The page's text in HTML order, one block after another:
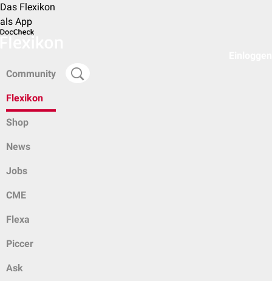
Das Flexikon
als App
Community
Flexikon
Shop
News
Jobs
CME
Flexa
Piccer
Ask